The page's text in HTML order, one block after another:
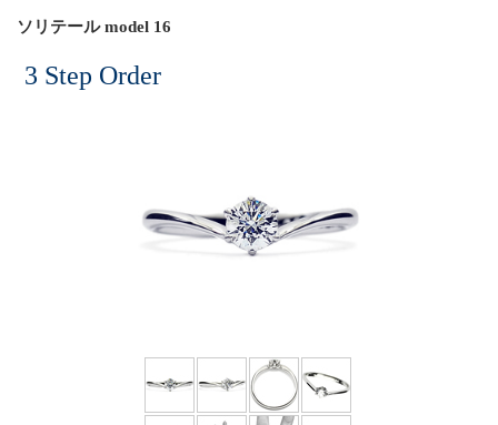
ソリテール model 16
3 Step Order